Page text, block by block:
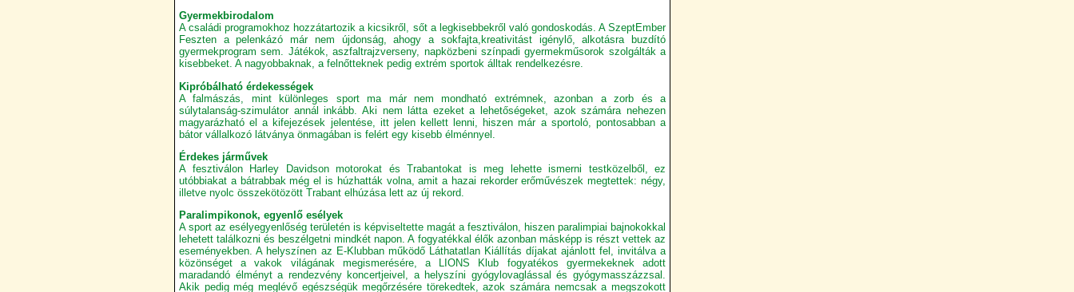
Gyermekbirodalom
A családi programokhoz hozzátartozik a kicsikről, sőt a legkisebbekről való gondoskodás. A SzeptEmber
Feszten a pelenkázó már nem újdonság, ahogy a sokfajta,kreativitást igénylő, alkotásra buzdító
gyermekprogram sem. Játékok, aszfaltrajzverseny, napközbeni színpadi gyermekműsorok szolgálták a
kisebbeket. A nagyobbaknak, a felnőtteknek pedig extrém sportok álltak rendelkezésre.
Kipróbálható érdekességek
A falmászás, mint különleges sport ma már nem mondható extrémnek, azonban a zorb és a
súlytalanság-szimulátor annál inkább. Aki nem látta ezeket a lehetőségeket, azok számára nehezen
magyarázható el a kifejezések jelentése, itt jelen kellett lenni, hiszen már a sportoló, pontosabban a
bátor vállalkozó látványa önmagában is felért egy kisebb élménnyel.
Érdekes járművek
A fesztiválon Harley Davidson motorokat és Trabantokat is meg lehette ismerni testközelből, ez
utóbbiakat a bátrabbak még el is húzhatták volna, amit a hazai rekorder erőművészek megtettek: négy,
illetve nyolc összekötözött Trabant elhúzása lett az új rekord.
Paralimpikonok, egyenlő esélyek
A sport az esélyegyenlőség területén is képviseltette magát a fesztiválon, hiszen paralimpiai bajnokokkal
lehetett találkozni és beszélgetni mindkét napon. A fogyatékkal élők azonban másképp is részt vettek az
eseményekben. A helyszínen az E-Klubban működő Láthatatlan Kiállítás díjakat ajánlott fel, invitálva a
közönséget a vakok világának megismerésére, a LIONS Klub fogyatékos gyermekeknek adott
maradandó élményt a rendezvény koncertjeivel, a helyszíni gyógylovaglással és gyógymasszázzsal.
Akik pedig még meglévő egészségük megőrzésére törekedtek, azok számára nemcsak a megszokott